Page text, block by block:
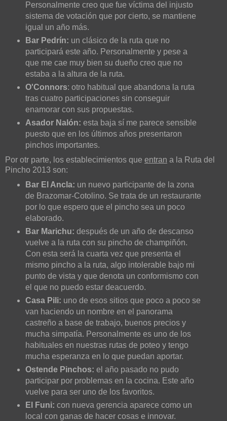
Personalmente creo que fue víctima del injusto
sistema de votación que por cierto, se mantiene
igual un año más.
Bar Pedrín: un clásico de la ruta que no
participará este año. Personalmente y pese a
que me cae muy bien su dueño creo que no
estaba a la altura de la ruta.
O'Connors: otro habitual que abandona la ruta
tras cuatro participaciones sin conseguir
enamorar con sus propuestas.
Asador Nalón: esta baja sí me parece sensible
puesto que en los últimos años presentaron
pinchos importantes.
Por otr parte, los establecimientos que entran a la Ruta del
Pincho 2013 son:
Bar El Ancla: un nuevo participante de la zona
de Brazomar-Cotolino. Se trata de un restaurante
por lo que espero que el pincho sea un poco
elaborado.
Bar Marichu: después de un año de descanso
vuelve a la ruta con su pincho de champiñón.
Con esta será la cuarta vez que presenta el
mismo pincho a la ruta, algo intolerable bajo mi
punto de vista y que denota un conformismo con
el que no puedo estar deacuerdo.
Casa Pili: uno de esos sitios que poco a poco se
van haciendo un nombre en el panorama
castreño a base de trabajo, buenos precios y
mucha simpatía. Personalmente es uno de los
habituales en nuestras rutas de poteo y tengo
mucha esperanza en lo que puedan aportar.
Ostende Pinchos: el año pasado no pudo
participar por problemas en la cocina. Este año
vuelve para ser uno de los favoritos.
El Funi: con nueva gerencia aparece como un
local con ganas de hacer cosas e innovar.